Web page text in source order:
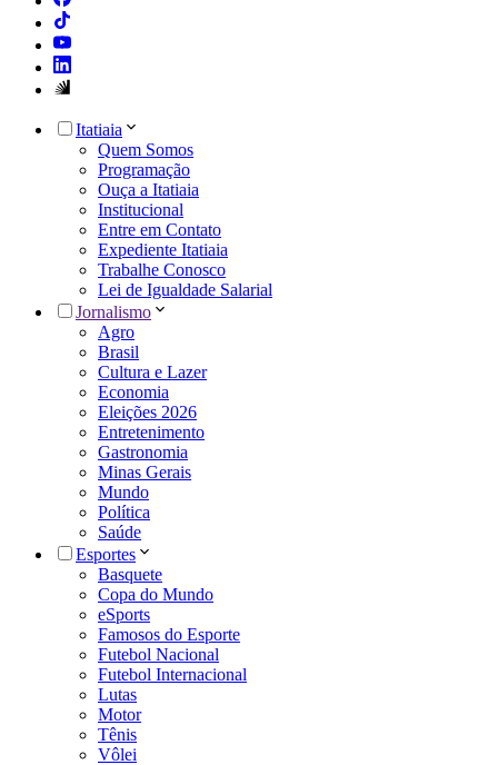
Itatiaia
Quem Somos
Programação
Ouça a Itatiaia
Institucional
Entre em Contato
Expediente Itatiaia
Trabalhe Conosco
Lei de Igualdade Salarial
Jornalismo
Agro
Brasil
Cultura e Lazer
Economia
Eleições 2026
Entretenimento
Gastronomia
Minas Gerais
Mundo
Política
Saúde
Esportes
Basquete
Copa do Mundo
eSports
Famosos do Esporte
Futebol Nacional
Futebol Internacional
Lutas
Motor
Tênis
Vôlei